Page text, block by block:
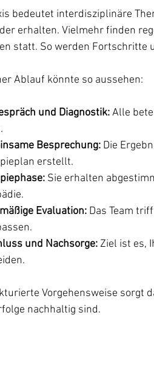
bedeutet interdisziplinäre
erhalten. Vielmehr finden
statt. So werden Fortschritte
Ablauf könnte so aussehen:
und Diagnostik: Alle
Besprechung: Die
erstellt.
Sie erhalten
Evaluation: Das Team
und Nachsorge: Ziel ist es,
Vorgehensweise sorgt
nachhaltig sind.